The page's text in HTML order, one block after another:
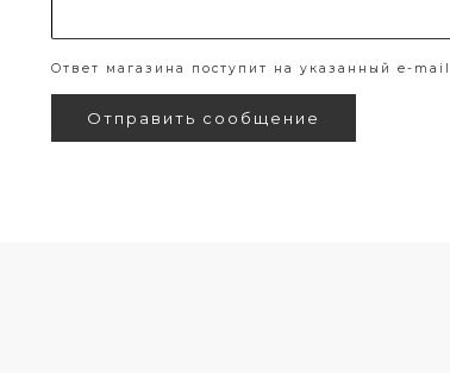
Ответ магазина поступит на указанный e-mail.